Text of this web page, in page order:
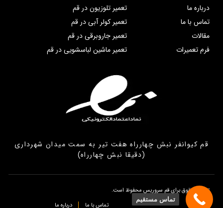
درباره ما
تماس با ما
مقالات
فرم تعمیرات
تعمیر تلوزیون در قم
تعمیر کولر آبی در قم
تعمیر جاروبرقی در قم
تعمیر ماشین لباسشویی در قم
قم کیوانفر نبش چهارراه هفت تیر به سمت میدان شهرداری
(دقیقا نبش چهارراه)
تمامی حقوق برای قم سروریس محفوظ است.
تماس با ما
درباره ما
تماس مستقیم